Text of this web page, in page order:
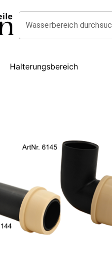
Wasserbereich
Halterungsbereich